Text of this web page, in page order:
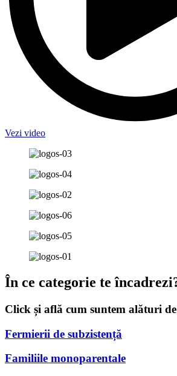
Vezi video
În ce categorie te
Click și află cum suntem alături
Fermierii de subzistență
Familiile monoparentale